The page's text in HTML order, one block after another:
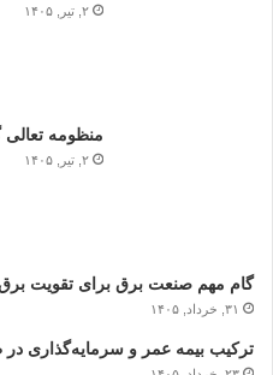
۲, تیر, ۱۴۰۵
منظومه تعالی
۲, تیر, ۱۴۰۵
گام مهم صنعت برق برای تقویت
۳۱, خرداد, ۱۴۰۵
ترکیب بیمه عمر و سرمایه‌گذاری